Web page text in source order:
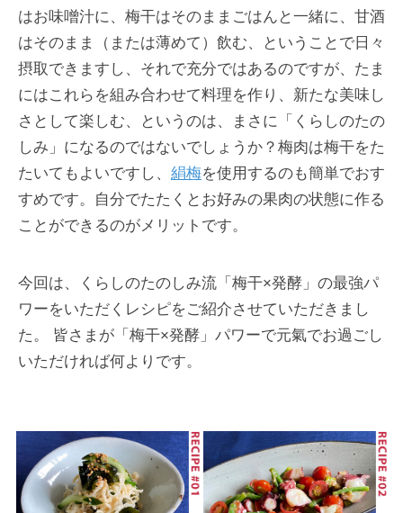
はお味噌汁に、梅干はそのままごはんと一緒に、甘酒
はそのまま（または薄めて）飲む、ということで日々
摂取できますし、それで充分ではあるのですが、たま
にはこれらを組み合わせて料理を作り、新たな美味し
さとして楽しむ、というのは、まさに「くらしのたの
しみ」になるのではないでしょうか？梅肉は梅干をた
たいてもよいですし、 絹梅を使用するのも簡単でおす
すめです。自分でたたくとお好みの果肉の状態に作る
ことができるのがメリットです。
今回は、くらしのたのしみ流「梅干×発酵」の最強パ
ワーをいただくレシピをご紹介させていただきまし
た。 皆さまが「梅干×発酵」パワーで元氣でお過ごし
いただければ何よりです。